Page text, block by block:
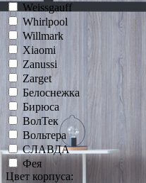
Weissgauff
Whirlpool
Willmark
Xiaomi
Zanussi
Zarget
Белоснежка
Бирюса
ВолТек
Вольтера
СЛАВДА
Фея
Цвет корпуса: